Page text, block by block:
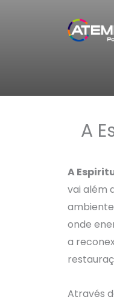
A
A
vai além
onde
a
Através